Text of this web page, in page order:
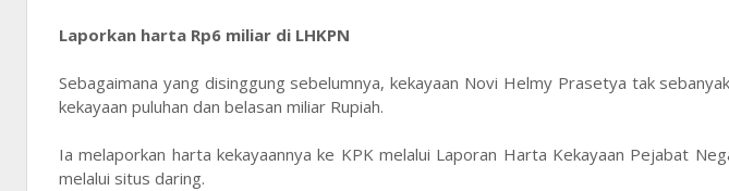
Laporkan harta Rp6 miliar di LHKPN
Sebagaimana yang disinggung sebelumnya, kekayaan Novi Helmy Prasetya tak
kekayaan puluhan dan belasan miliar Rupiah.
Ia melaporkan harta kekayaannya ke KPK melalui Laporan Harta Kekayaan Pejabat
melalui situs daring.